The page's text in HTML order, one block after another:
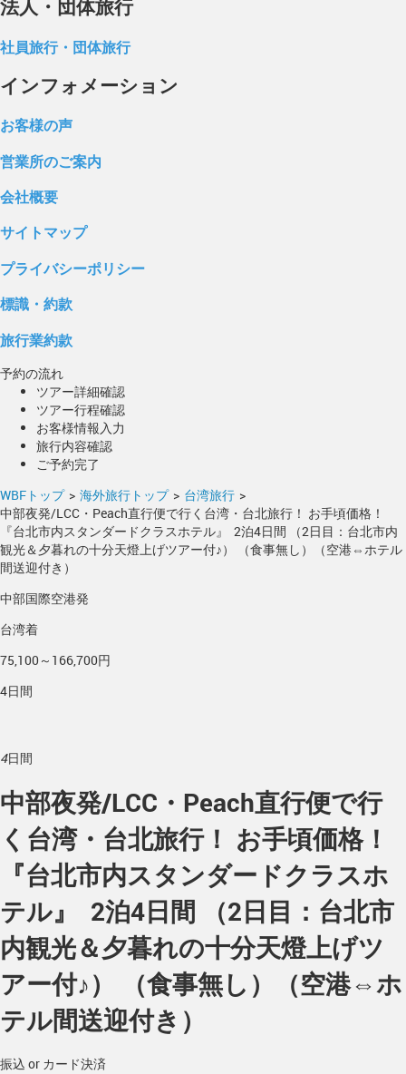
法人・団体旅行
社員旅行・団体旅行
インフォメーション
お客様の声
営業所のご案内
会社概要
サイトマップ
プライバシーポリシー
標識・約款
旅行業約款
予約の流れ
ツアー詳細確認
ツアー行程確認
お客様情報入力
旅行内容確認
ご予約完了
WBFトップ > 海外旅行トップ > 台湾旅行 >
中部夜発/LCC・Peach直行便で行く台湾・台北旅行！ お手頃価格！
『台北市内スタンダードクラスホテル』 2泊4日間 （2日目：台北市内
観光＆夕暮れの十分天燈上げツアー付♪） （食事無し）（空港⇔ホテル
間送迎付き）
中部国際空港発
台湾着
75,100～166,700円
4日間
4日間
中部夜発/LCC・Peach直行便で行
く台湾・台北旅行！ お手頃価格！
『台北市内スタンダードクラスホ
テル』 2泊4日間 （2日目：台北市
内観光＆夕暮れの十分天燈上げツ
アー付♪） （食事無し）（空港⇔ホ
テル間送迎付き）
振込 or カード決済